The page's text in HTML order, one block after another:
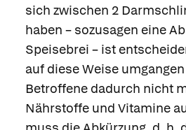
sich zwischen 2
haben – sozusagen eine
Speisebrei – ist
auf diese Weise
Betroffene dadurch nicht
Nährstoffe und Vitamine